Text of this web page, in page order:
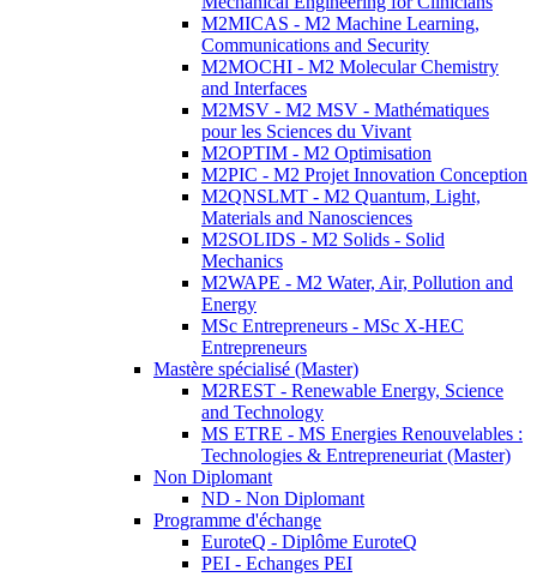
M2MICAS - M2 Machine Learning,
Communications and Security
M2MOCHI - M2 Molecular Chemistry
and Interfaces
M2MSV - M2 MSV - Mathématiques
pour les Sciences du Vivant
M2OPTIM - M2 Optimisation
M2PIC - M2 Projet Innovation Conception
M2QNSLMT - M2 Quantum, Light,
Materials and Nanosciences
M2SOLIDS - M2 Solids - Solid
Mechanics
M2WAPE - M2 Water, Air, Pollution and
Energy
MSc Entrepreneurs - MSc X-HEC
Entrepreneurs
Mastère spécialisé (Master)
M2REST - Renewable Energy, Science
and Technology
MS ETRE - MS Energies Renouvelables :
Technologies & Entrepreneuriat (Master)
Non Diplomant
ND - Non Diplomant
Programme d'échange
EuroteQ - Diplôme EuroteQ
PEI - Echanges PEI